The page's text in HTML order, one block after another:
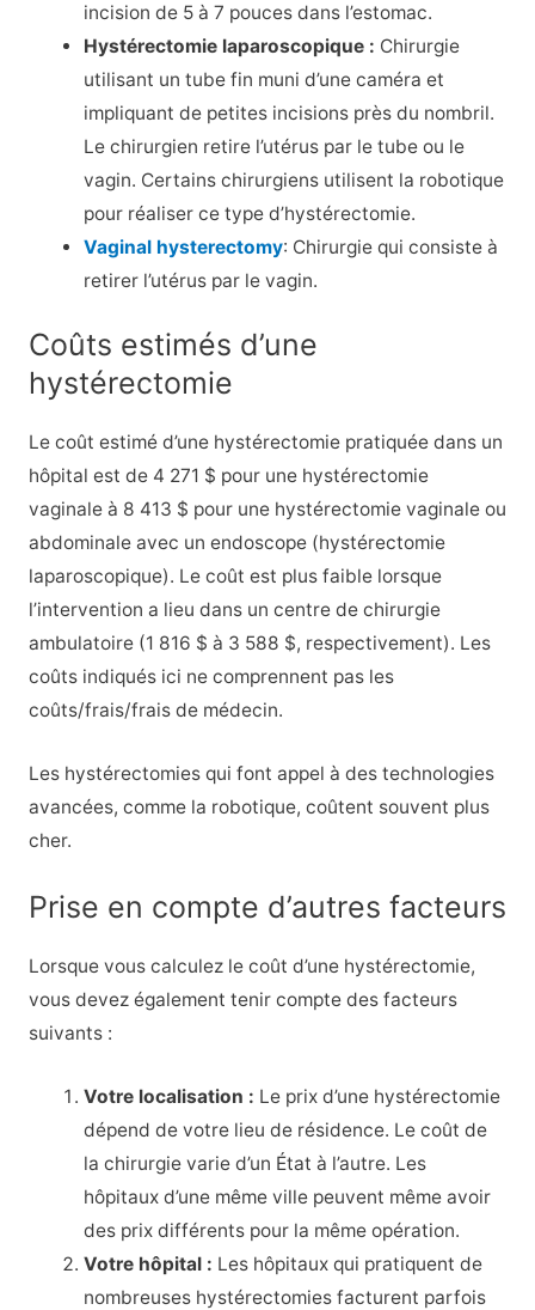
incision de 5 à 7 pouces dans l’estomac.
Hystérectomie laparoscopique : Chirurgie
utilisant un tube fin muni d’une caméra et
impliquant de petites incisions près du nombril.
Le chirurgien retire l’utérus par le tube ou le
vagin. Certains chirurgiens utilisent la robotique
pour réaliser ce type d’hystérectomie.
Vaginal hysterectomy: Chirurgie qui consiste à
retirer l’utérus par le vagin.
Coûts estimés d’une
hystérectomie
Le coût estimé d’une hystérectomie pratiquée dans un
hôpital est de 4 271 $ pour une hystérectomie
vaginale à 8 413 $ pour une hystérectomie vaginale ou
abdominale avec un endoscope (hystérectomie
laparoscopique). Le coût est plus faible lorsque
l’intervention a lieu dans un centre de chirurgie
ambulatoire (1 816 $ à 3 588 $, respectivement). Les
coûts indiqués ici ne comprennent pas les
coûts/frais/frais de médecin.
Les hystérectomies qui font appel à des technologies
avancées, comme la robotique, coûtent souvent plus
cher.
Prise en compte d’autres facteurs
Lorsque vous calculez le coût d’une hystérectomie,
vous devez également tenir compte des facteurs
suivants :
Votre localisation : Le prix d’une hystérectomie
dépend de votre lieu de résidence. Le coût de
la chirurgie varie d’un État à l’autre. Les
hôpitaux d’une même ville peuvent même avoir
des prix différents pour la même opération.
Votre hôpital : Les hôpitaux qui pratiquent de
nombreuses hystérectomies facturent parfois